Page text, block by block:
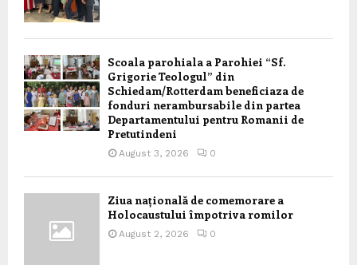
Scoala parohiala a Parohiei “Sf.
Grigorie Teologul” din
Schiedam/Rotterdam beneficiaza de
fonduri nerambursabile din partea
Departamentului pentru Romanii de
Pretutindeni
August 3, 2026 0
Ziua națională de comemorare a
Holocaustului împotriva romilor
August 2, 2026 0